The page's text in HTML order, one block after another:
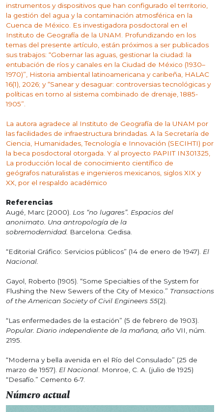
instrumentos y dispositivos que han configurado el territorio,
la gestión del agua y la contaminación atmosférica en la
Cuenca de México. Es investigadora posdoctoral en el
Instituto de Geografía de la UNAM. Profundizando en los
temas del presente artículo, están próximos a ser publicados
sus trabajos: “Gobernar las aguas, gestionar la ciudad: la
entubación de ríos y canales en la Ciudad de México (1930–
1970)”, Historia ambiental latinoamericana y caribeña, HALAC
16(1), 2026; y “Sanear y desaguar: controversias tecnológicas y
políticas en torno al sistema combinado de drenaje, 1885-
1905”.
La autora agradece al Instituto de Geografía de la UNAM por
las facilidades de infraestructura brindadas. A la Secretaría de
Ciencia, Humanidades, Tecnología e Innovación (SECIHTI) por
la beca posdoctoral otorgada. Y al proyecto PAPIIT IN301325,
La producción local de conocimiento científico de
geógrafos naturalistas e ingenieros mexicanos, siglos XIX y
XX, por el respaldo académico
Referencias
Augé, Marc (2000). Los “no lugares”. Espacios del
anonimato. Una antropología de la
sobremodernidad. Barcelona: Gedisa.
“Editorial Gráfico: Servicios públicos” (14 de enero de 1947). El
Nacional.
Gayol, Roberto (1905). “Some Specialties of the System for
Flushing the New Sewers of the City of Mexico.” Transactions
of the American Society of Civil Engineers 55(2).
“Las enfermedades de la estación” (5 de febrero de 1903).
Popular. Diario independiente de la mañana, año VII, núm.
2195.
“Moderna y bella avenida en el Río del Consulado” (25 de
marzo de 1957). El Nacional . Monroe, C. A. (julio de 1925)
“Desafío.” Cemento 6-7.
Número actual